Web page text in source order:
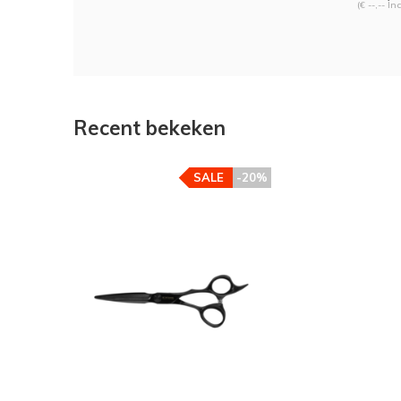
(€ --,--
Recent bekeken
-20%
SALE